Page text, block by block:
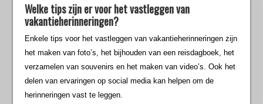
Welke tips zijn er voor het vastleggen van
vakantieherinneringen?
Enkele tips voor het vastleggen van vakantieherinneringen zijn
het maken van foto’s, het bijhouden van een reisdagboek, het
verzamelen van souvenirs en het maken van video’s. Ook het
delen van ervaringen op social media kan helpen om de
herinneringen vast te leggen.